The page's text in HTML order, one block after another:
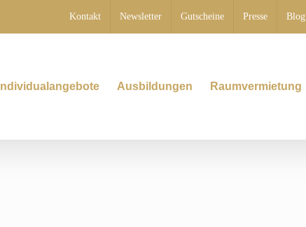
Kontakt Newsletter Gutscheine Presse Blog
Individualangebote Ausbildungen Raumvermietung